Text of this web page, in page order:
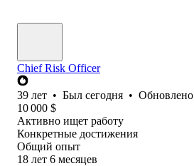
Chief Risk Officer
39 лет • Был сегодня • Обновлено
10 000 $
Активно ищет работу
Конкретные достижения
Общий опыт
18 лет 6 месяцев